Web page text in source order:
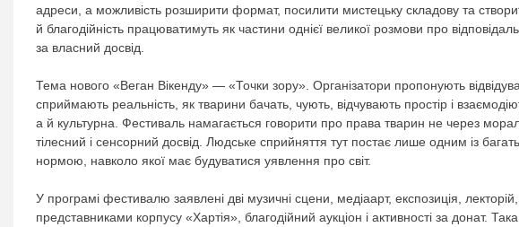
адреси, а можливість розширити формат, посилити мистецьку складову та
й благодійність працюватимуть як частини однієї великої розмови про
за власний досвід.
Тема нового «Веган Вікенду» — «Точки зору». Організатори пропонують
сприймають реальність, як тварини бачать, чують, відчувають простір і
а й культурна. Фестиваль намагається говорити про права тварин не через
тілесний і сенсорний досвід. Людське сприйняття тут постає лише одним із
нормою, навколо якої має будуватися уявлення про світ.
У програмі фестивалю заявлені дві музичні сцени, медіаарт, експозиція,
представниками корпусу «Хартія», благодійний аукціон і активності за донат.